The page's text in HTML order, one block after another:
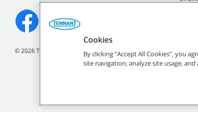
©2026Tennant Company. Todos los derechos reservados.
Todas las
Cookies
By clicking “Accept All Cookies”, you
site navigation, analyze site usage,